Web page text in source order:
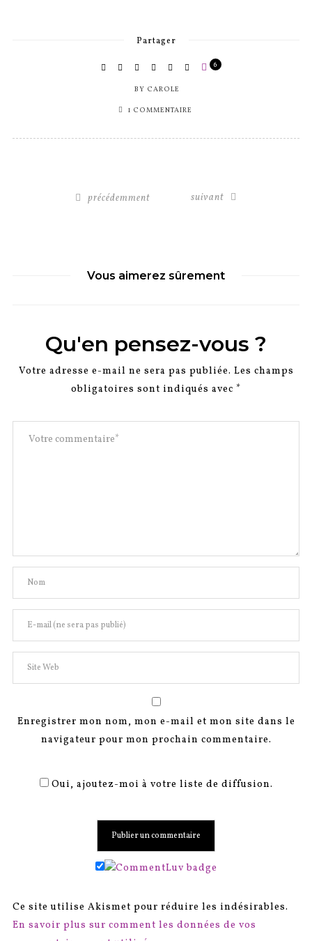
Partager
BY CAROLE
6
1 COMMENTAIRE
précédemment suivant
Vous aimerez sûrement
Qu'en pensez-vous ?
Votre adresse e-mail ne sera pas publiée. Les champs
obligatoires sont indiqués avec *
Enregistrer mon nom, mon e-mail et mon site dans le
navigateur pour mon prochain commentaire.
Oui, ajoutez-moi à votre liste de diffusion.
Ce site utilise Akismet pour réduire les indésirables.
En savoir plus sur comment les données de vos